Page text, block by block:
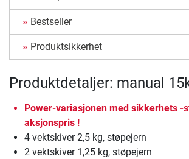
Bestseller
Produktsikkerhet
Produktdetaljer: manual
Power-variasjonen med sikkerhets -
aksjonspris !
4 vektskiver 2,5 kg, støpejern
2 vektskiver 1,25 kg, støpejern